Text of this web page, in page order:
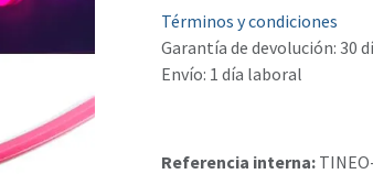
Términos y condiciones
Garantía de devolución: 30
Envío: 1 día laboral
Referencia interna: